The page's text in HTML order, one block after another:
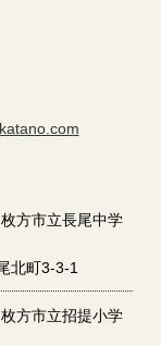
方市立長尾中学
北町3-3-1
方市立招提小学